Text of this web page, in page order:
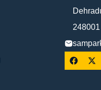
248001